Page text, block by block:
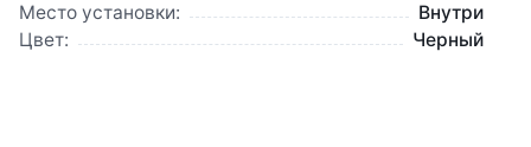
Место установки:
Внутри
Цвет:
Черный